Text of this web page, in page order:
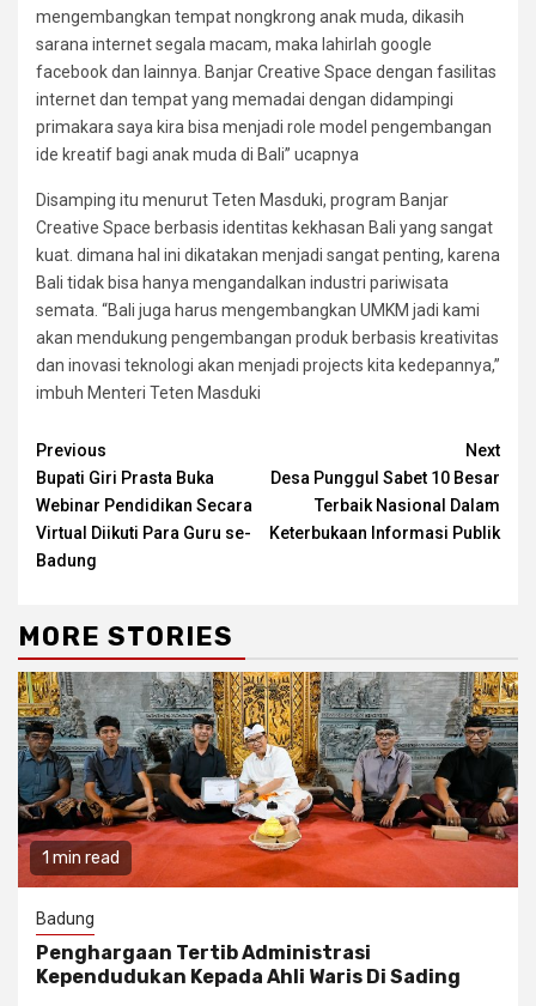
mengembangkan tempat nongkrong anak muda, dikasih
sarana internet segala macam, maka lahirlah google
facebook dan lainnya. Banjar Creative Space dengan fasilitas
internet dan tempat yang memadai dengan didampingi
primakara saya kira bisa menjadi role model pengembangan
ide kreatif bagi anak muda di Bali” ucapnya
Disamping itu menurut Teten Masduki, program Banjar
Creative Space berbasis identitas kekhasan Bali yang sangat
kuat. dimana hal ini dikatakan menjadi sangat penting, karena
Bali tidak bisa hanya mengandalkan industri pariwisata
semata. “Bali juga harus mengembangkan UMKM jadi kami
akan mendukung pengembangan produk berbasis kreativitas
dan inovasi teknologi akan menjadi projects kita kedepannya,”
imbuh Menteri Teten Masduki
Continue
Reading
Previous
Bupati Giri Prasta Buka
Webinar Pendidikan Secara
Virtual Diikuti Para Guru se-
Badung
Next
Desa Punggul Sabet 10 Besar
Terbaik Nasional Dalam
Keterbukaan Informasi Publik
MORE STORIES
1 min read
Badung
Penghargaan Tertib Administrasi
Kependudukan Kepada Ahli Waris Di Sading